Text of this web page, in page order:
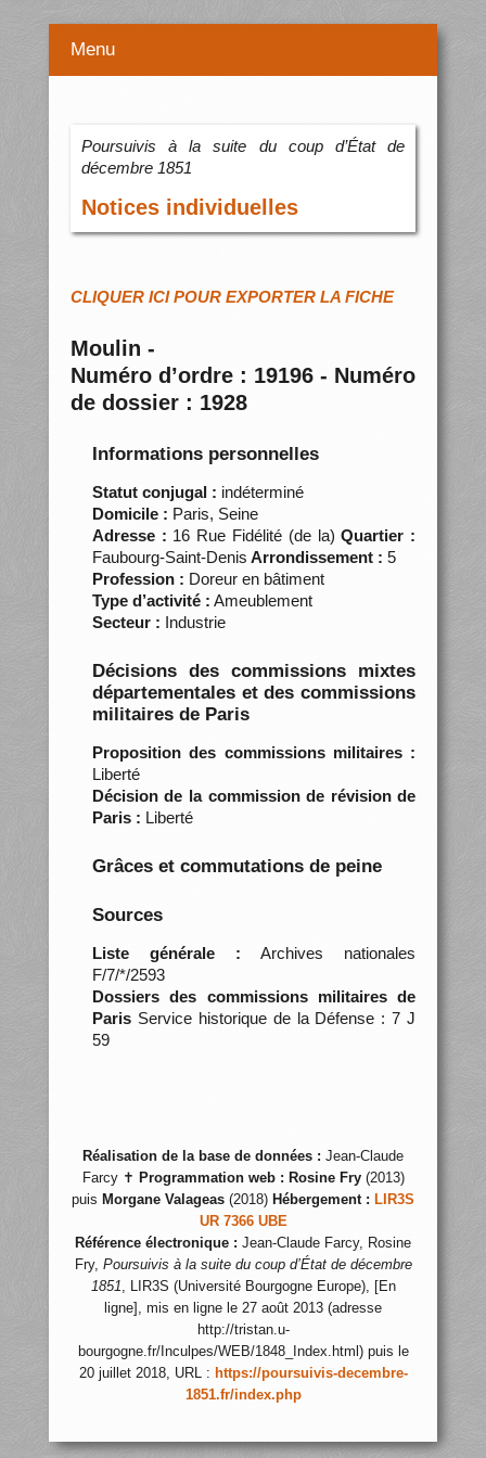
Menu
Poursuivis à la suite du coup d’État de
décembre 1851
Notices individuelles
CLIQUER ICI POUR EXPORTER LA FICHE
Moulin -
Numéro d’ordre : 19196 - Numéro
de dossier : 1928
Informations personnelles
Statut conjugal : indéterminé
Domicile : Paris, Seine
Adresse : 16 Rue Fidélité (de la)Quartier :
Faubourg-Saint-Denis Arrondissement : 5
Profession : Doreur en bâtiment
Type d’activité : Ameublement
Secteur : Industrie
Décisions des commissions mixtes
départementales et des commissions
militaires de Paris
Proposition des commissions militaires :
Liberté
Décision de la commission de révision de
Paris : Liberté
Grâces et commutations de peine
Sources
Liste générale : Archives nationales
F/7/*/2593
Dossiers des commissions militaires de
ParisService historique de la Défense : 7 J
59
Réalisation de la base de données : Jean-Claude
Farcy ✝ Programmation web : Rosine Fry(2013)
puis Morgane Valageas (2018) Hébergement : LIR3S
UR 7366 UBE
Référence électronique : Jean-Claude Farcy, Rosine
Fry, Poursuivis à la suite du coup d’État de décembre
1851, LIR3S (Université Bourgogne Europe), [En
ligne], mis en ligne le 27 août 2013 (adresse
http://tristan.u-
bourgogne.fr/Inculpes/WEB/1848_Index.html) puis le
20 juillet 2018, URL : https://poursuivis-decembre-
1851.fr/index.php